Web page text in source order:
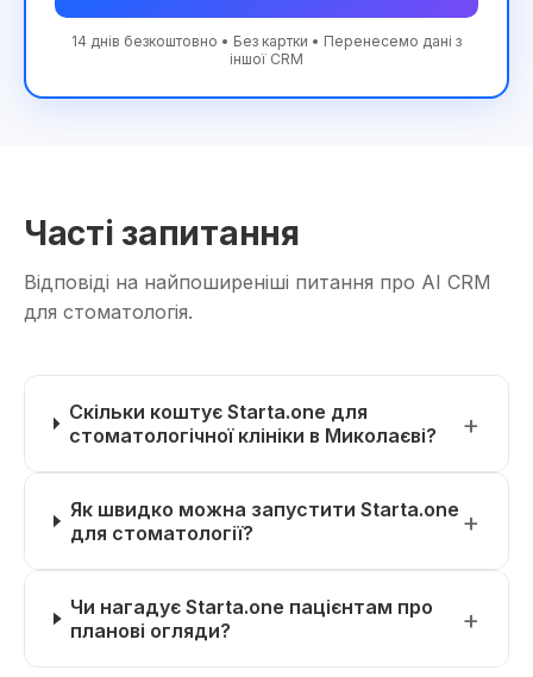
14 днів безкоштовно • Без картки • Перенесемо дані з
іншої CRM
Часті запитання
Відповіді на найпоширеніші питання про AI CRM
для стоматологія.
Скільки коштує Starta.one для
стоматологічної клініки в Миколаєві?
Як швидко можна запустити Starta.one
для стоматології?
Чи нагадує Starta.one пацієнтам про
планові огляди?